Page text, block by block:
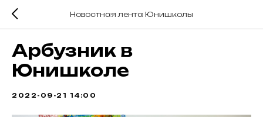
Новостная лента Юнишколы
Арбузник в
Юнишколе
2022-09-21 14:00